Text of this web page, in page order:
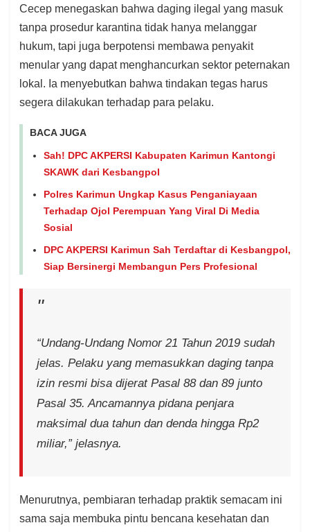
Cecep menegaskan bahwa daging ilegal yang masuk
tanpa prosedur karantina tidak hanya melanggar
hukum, tapi juga berpotensi membawa penyakit
menular yang dapat menghancurkan sektor peternakan
lokal. Ia menyebutkan bahwa tindakan tegas harus
segera dilakukan terhadap para pelaku.
BACA JUGA
Sah! DPC AKPERSI Kabupaten Karimun Kantongi
SKAWK dari Kesbangpol
Polres Karimun Ungkap Kasus Penganiayaan
Terhadap Ojol Perempuan Yang Viral Di Media
Sosial
DPC AKPERSI Karimun Sah Terdaftar di Kesbangpol,
Siap Bersinergi Membangun Pers Profesional
“Undang-Undang Nomor 21 Tahun 2019 sudah
jelas. Pelaku yang memasukkan daging tanpa
izin resmi bisa dijerat Pasal 88 dan 89 junto
Pasal 35. Ancamannya pidana penjara
maksimal dua tahun dan denda hingga Rp2
miliar,” jelasnya.
Menurutnya, pembiaran terhadap praktik semacam ini
sama saja membuka pintu bencana kesehatan dan